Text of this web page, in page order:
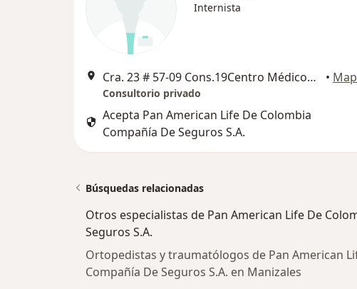
Internista
Cra. 23 # 57-09 Cons.19Centro MédicoPalogrande, Manizales •
Consultorio privado
Acepta Pan American Life De Colombia
Compañía De Seguros S.A.
Búsquedas relacionadas
Otros especialistas de Pan American Life De
Seguros S.A.
Ortopedistas y traumatólogos de Pan American
Compañía De Seguros S.A. en Manizales